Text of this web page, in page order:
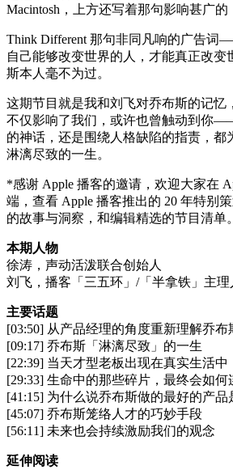
Macintosh，上方还写着那句影响甚广的
Think Different 那句非同凡响的广告词
自己能够改变世界的人，才能真正改变
斯本人毫不为过。
这期节目就是我和刘飞对乔布斯的记忆
不仅影响了我们，或许也曾触动到你
的神话，还是围绕人格缺陷的指责，都
淋漓尽致的一生。
*感谢 Apple 播客的邀请，欢迎大家在
端，查看 Apple 播客推出的 20 年特别
的故事与洞察，和编辑精选的节目清单。
本期人物
徐涛，声动活泼联合创始人
刘飞，播客「三五环」/「半拿铁」主
主要话题
[03:50] 从产品经理的角度重新理解乔布
[09:17] 乔布斯「淋漓尽致」的一生
[22:39] 当天才型老板出现在真实生活中
[29:33] 生命中的那些碎片，最终会如何
[41:15] 为什么说乔布斯做的最好的产品
[45:07] 乔布斯笼络人才的巧妙手段
[56:11] 未来也会持续激励我们的观念
延伸阅读